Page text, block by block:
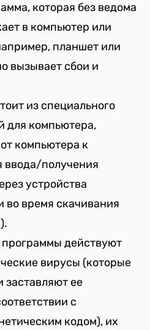
которая без ведома
в компьютер или
планшет или
вызывает сбои и
из специального
для компьютера,
компьютера к
ввода/получения
устройства
во время скачивания
действуют
вирусы (которые
заставляют ее
с
кодом), их